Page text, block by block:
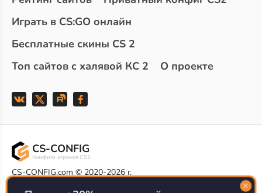
Играть в CS:GO онлайн
Бесплатные скины CS 2
Топ сайтов с халявой КС 2
О проекте
CS-CONFIG
Конфиги игроков CS2
CS-CONFIG.com © 2020-2026 г.